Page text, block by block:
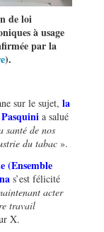
de loi
àusage
ée par la
).
sur le sujet, la
a salué
santé de nos
du tabac ».
(Ensemble
s’est félicité
acter
travail
X.